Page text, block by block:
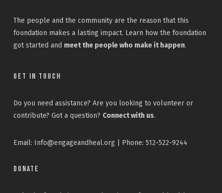
The people and the community are the reason that this
foundation makes a lasting impact. Learn how the foundation
got started and meet the people who make it happen.
Get In Touch
Do you need assistance? Are you looking to volunteer or
contribute? Got a question? Connect with us.
Email: Info@engageandheal.org | Phone: 512-522-9244
Donate